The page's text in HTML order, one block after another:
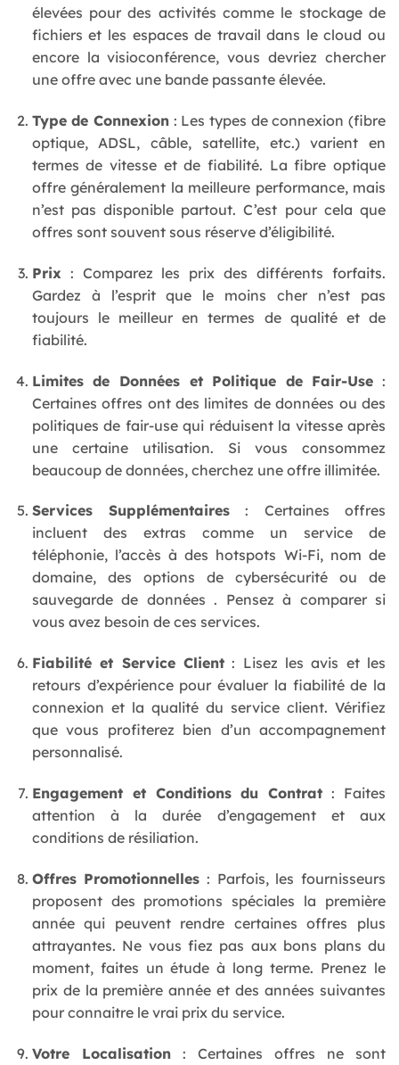
élevées pour des activités comme le stockage de
fichiers et les espaces de travail dans le cloud ou
encore la visioconférence, vous devriez chercher
une offre avec une bande passante élevée.
Type de Connexion : Les types de connexion (fibre
optique, ADSL, câble, satellite, etc.) varient en
termes de vitesse et de fiabilité. La fibre optique
offre généralement la meilleure performance, mais
n’est pas disponible partout. C’est pour cela que
offres sont souvent sous réserve d’éligibilité.
Prix : Comparez les prix des différents forfaits.
Gardez à l’esprit que le moins cher n’est pas
toujours le meilleur en termes de qualité et de
fiabilité.
Limites de Données et Politique de Fair-Use :
Certaines offres ont des limites de données ou des
politiques de fair-use qui réduisent la vitesse après
une certaine utilisation. Si vous consommez
beaucoup de données, cherchez une offre illimitée.
Services Supplémentaires : Certaines offres
incluent des extras comme un service de
téléphonie, l’accès à des hotspots Wi-Fi, nom de
domaine, des options de cybersécurité ou de
sauvegarde de données . Pensez à comparer si
vous avez besoin de ces services.
Fiabilité et Service Client: Lisez les avis et les
retours d’expérience pour évaluer la fiabilité de la
connexion et la qualité du service client. Vérifiez
que vous profiterez bien d’un accompagnement
personnalisé.
Engagement et Conditions du Contrat : Faites
attention à la durée d’engagement et aux
conditions de résiliation.
Offres Promotionnelles : Parfois, les fournisseurs
proposent des promotions spéciales la première
année qui peuvent rendre certaines offres plus
attrayantes. Ne vous fiez pas aux bons plans du
moment, faites un étude à long terme. Prenez le
prix de la première année et des années suivantes
pour connaitre le vrai prix du service.
Votre Localisation: Certaines offres ne sont